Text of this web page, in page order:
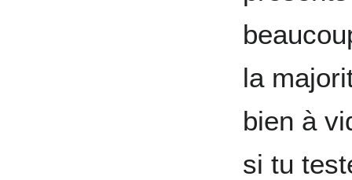
la
bien à
si tu